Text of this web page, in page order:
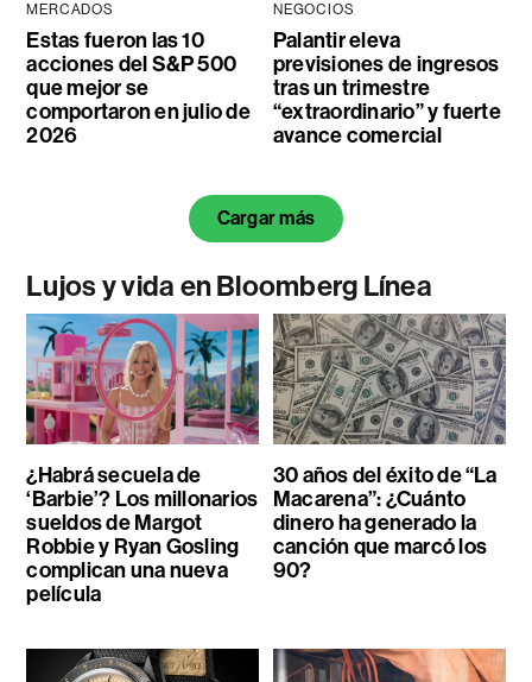
MERCADOS
Estas fueron las 10
acciones del S&P 500
que mejor se
comportaron en julio de
2026
NEGOCIOS
Palantir eleva
previsiones de ingresos
tras un trimestre
“extraordinario” y fuerte
avance comercial
Cargar más
Lujos y vida en Bloomberg Línea
¿Habrá secuela de
‘Barbie’? Los millonarios
sueldos de Margot
Robbie y Ryan Gosling
complican una nueva
película
30 años del éxito de “La
Macarena”: ¿Cuánto
dinero ha generado la
canción que marcó los
90?